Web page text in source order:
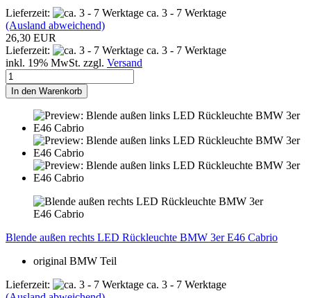
Lieferzeit:
ca. 3 - 7 Werktage
(Ausland abweichend)
26,30 EUR
Lieferzeit:
ca. 3 - 7 Werktage
inkl. 19% MwSt. zzgl. Versand
In den Warenkorb
Blende außen rechts LED Rückleuchte BMW 3er E46 Cabrio
original BMW Teil
Lieferzeit:
ca. 3 - 7 Werktage